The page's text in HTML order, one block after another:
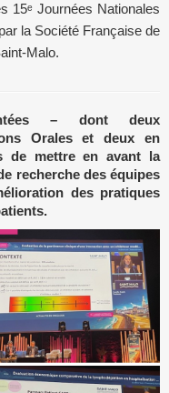
15ᵉ Journées Nationales
la Société Française de
Malo.
– dont deux
Orales et deux en
de mettre en avant la
recherche des équipes
des pratiques